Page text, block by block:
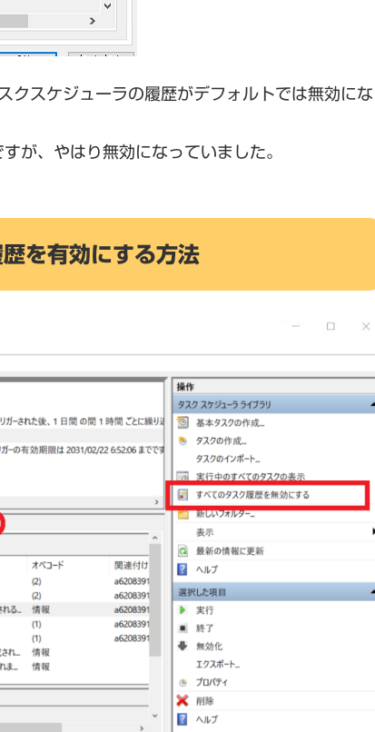
スケジューラの履歴がデフォルトでは無効にな
、やはり無効になっていました。
を有効にする方法